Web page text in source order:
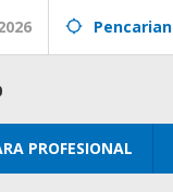
Pencarian
PROFESIONAL